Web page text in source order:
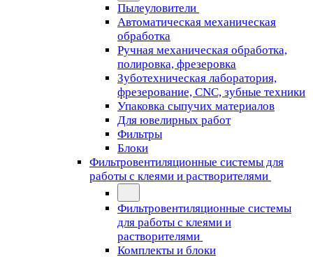
Пылеуловители
Автоматическая механическая
обработка
Ручная механическая обработка,
полировка, фрезеровка
Зуботехническая лаборатория,
фрезерование, CNC, зубные техники
Упаковка сыпучих материалов
Для ювелирных работ
Фильтры
Блоки
Фильтровентиляционные системы для
работы с клеями и растворителями
Фильтровентиляционные системы
для работы с клеями и
растворителями
Комплекты и блоки